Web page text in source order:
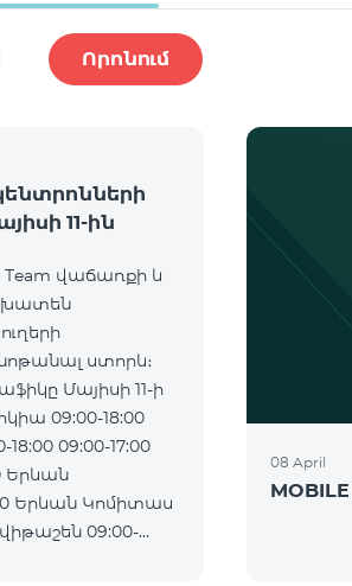
Որոնում
11-ին
Team վաճառքի և
ստորև։
Մայիսի 11-ի
08 April